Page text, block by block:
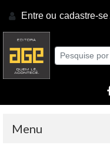
Entre ou cadastre-se.
Menu